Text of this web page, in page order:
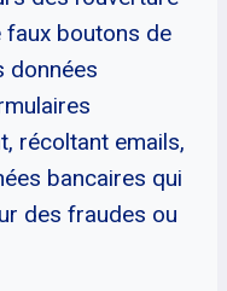
faux boutons de
données
récoltant emails,
bancaires qui
des fraudes ou